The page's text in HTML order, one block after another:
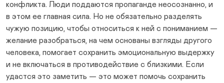
конфликта. Люди поддаются пропаганде неосознанно, и
в этом ее главная сила. Но не обязательно разделять
чужую позицию, чтобы относиться к ней с пониманием —
желание разобраться, на чем основаны взгляды другого
человека, помогает сохранить эмоциональную выдержку
и не включаться в противодействие с близкими. Если
удастся это заметить — это может помочь сохранить